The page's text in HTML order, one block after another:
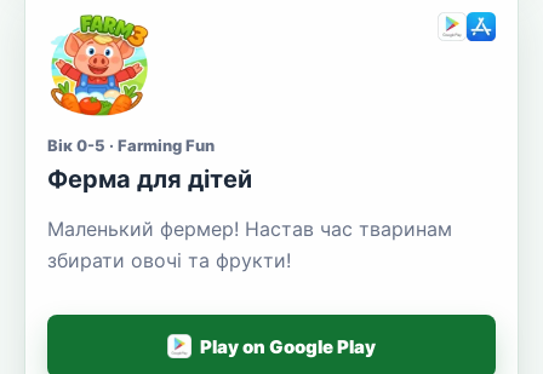
Вік 0-5 · Farming Fun
Ферма для дітей
Маленький фермер! Настав час тваринам
збирати овочі та фрукти!
Play on Google Play